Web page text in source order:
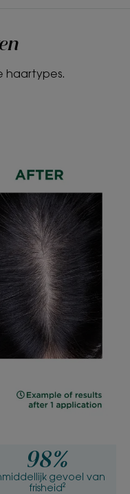
tegen de
verkwikkend
hoofdhuid
RECYCLAGE
haartypes.
98%
gevoel van
frisheid²